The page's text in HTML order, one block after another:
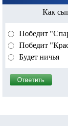
Как
Победит
Победит
Будет ничья